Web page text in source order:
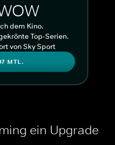
dem Kino.
Top-Serien.
von Sky Sport
MTL.
ein Upgrade